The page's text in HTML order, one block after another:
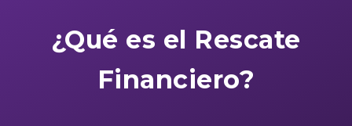
¿Qué es el Rescate
Financiero?